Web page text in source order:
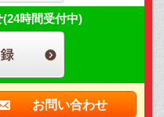
時間受付中)
お問い合わせ